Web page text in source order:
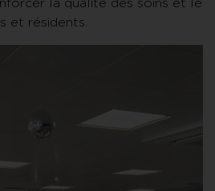
la qualité des soins et le
et résidents.